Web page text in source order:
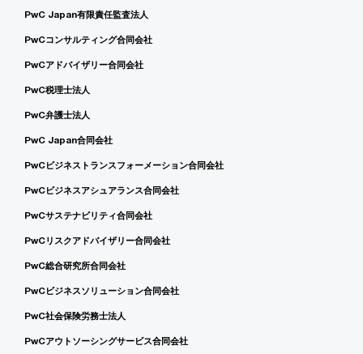
PwC Japan有限責任監査法人
PwCコンサルティング合同会社
PwCアドバイザリー合同会社
PwC税理士法人
PwC弁護士法人
PwC Japan合同会社
PwCビジネストランスフォーメーション合同会社
PwCビジネスアシュアランス合同会社
PwCサステナビリティ合同会社
PwCリスクアドバイザリー合同会社
PwC総合研究所合同会社
PwCビジネスソリューション合同会社
PwC社会保険労務士法人
PwCアウトソーシングサービス合同会社